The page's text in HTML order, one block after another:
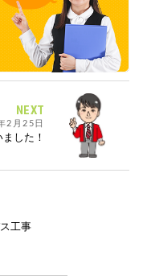
工事
NEXT
2月25日
した！